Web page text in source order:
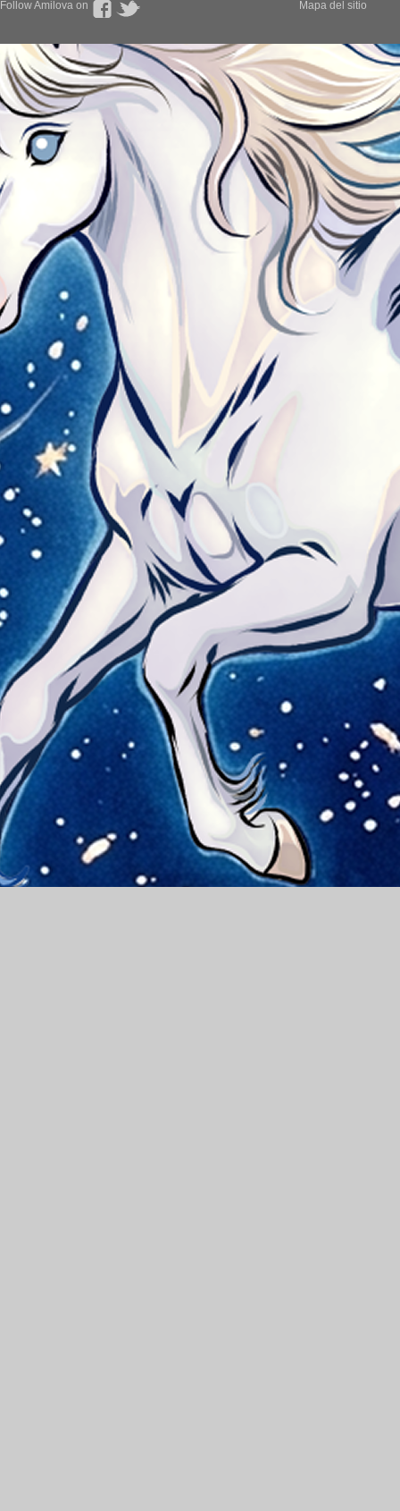
Follow Amilova on Mapa del sitio